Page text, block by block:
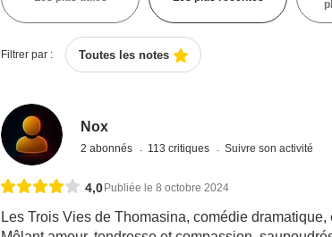
Filtrer par : Toutes les notes
Nox
2 abonnés 113 critiques Suivre son activité
4,0 Publiée le 8 octobre 2024
Les Trois Vies de Thomasina, comédie